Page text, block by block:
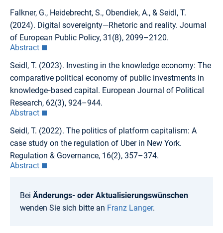
Falkner, G., Heidebrecht, S., Obendiek, A., & Seidl, T.
(2024). Digital sovereignty—Rhetoric and reality. Journal
of European Public Policy, 31(8), 2099–2120.
Abstract
Seidl, T. (2023). Investing in the knowledge economy: The
comparative political economy of public investments in
knowledge‐based capital. European Journal of Political
Research, 62(3), 924–944.
Abstract
Seidl, T. (2022). The politics of platform capitalism: A
case study on the regulation of Uber in New York.
Regulation & Governance, 16(2), 357–374.
Abstract
Bei Änderungs- oder Aktualisierungswünschen
wenden Sie sich bitte an Franz Langer.